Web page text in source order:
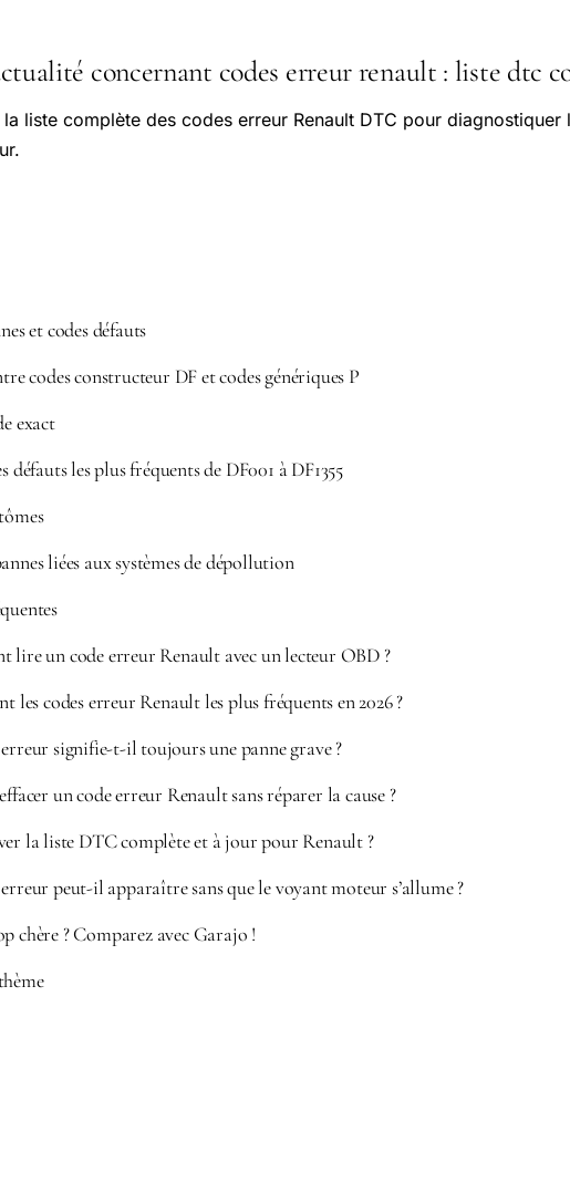
concernant codes erreur renault : liste dtc
liste complète des codes erreur Renault DTC pour diagnostiquer
et codes défauts
codes constructeur DF et codes génériques P
exact
défauts les plus fréquents de DF001 à DF1355
liées aux systèmes de dépollution
lire un code erreur Renault avec un lecteur OBD ?
les codes erreur Renault les plus fréquents en 2026 ?
signifie-t-il toujours une panne grave ?
un code erreur Renault sans réparer la cause ?
la liste DTC complète et à jour pour Renault ?
peut-il apparaître sans que le voyant moteur s’allume ?
chère ? Comparez avec Garajo !